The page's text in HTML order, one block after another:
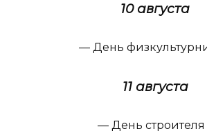
10 августа
— День
11 августа
— День строителя